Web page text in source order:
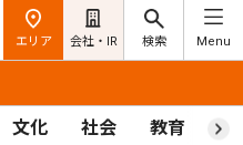
エリア 会社・IR 検索 Menu
文化 社会 教育 ス